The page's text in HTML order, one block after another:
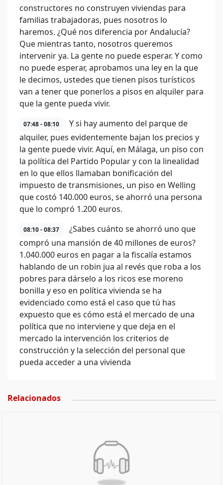
constructores no construyen viviendas para
familias trabajadoras, pues nosotros lo
haremos. ¿Qué nos diferencia por Andalucía?
Que mientras tanto, nosotros queremos
intervenir ya. La gente no puede esperar. Y como
no puede esperar, aprobamos una ley en la que
le decimos, ustedes que tienen pisos turísticos
van a tener que ponerlos a pisos en alquiler para
que la gente pueda vivir.
07:48 - 08:10
Y si hay aumento del parque de
alquiler, pues evidentemente bajan los precios y
la gente puede vivir. Aquí, en Málaga, un piso con
la política del Partido Popular y con la linealidad
en lo que ellos llamaban bonificación del
impuesto de transmisiones, un piso en Welling
que costó 140.000 euros, se ahorró una persona
que lo compró 1.200 euros.
08:10 - 08:37
¿Sabes cuánto se ahorró uno que
compró una mansión de 40 millones de euros?
1.040.000 euros en pagar a la fiscalía estamos
hablando de un robin jua al revés que roba a los
pobres para dárselo a los ricos ese moreno
bonilla y eso en política vivienda se ha
evidenciado como está el caso que tú has
expuesto que es cómo está el mercado de una
política que no interviene y que deja en el
mercado la intervención los criterios de
construcción y la selección del personal que
pueda acceder a una vivienda
Relacionados